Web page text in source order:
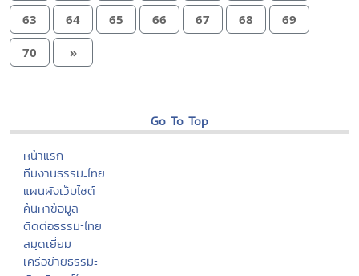
63 64 65 66 67 68 69
70 »
Go To Top
หน้าแรก
ทีมงานธรรมะไทย
แผนผังเว็บไซต์
ค้นหาข้อมูล
ติดต่อธรรมะไทย
สมุดเยี่ยม
เครือข่ายธรรมะ